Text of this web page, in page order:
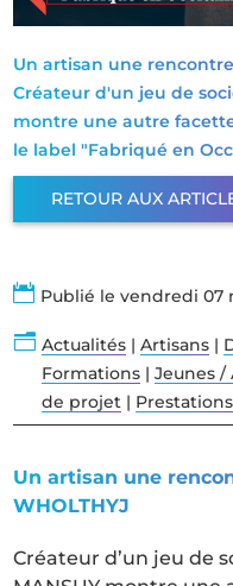
Un artisan une
Créateur d'un jeu de
montre une autre
le label "Fabriqué en
RETOUR AUX
 Publié le vendredi 07
n Actualités| Artisans|
Formations| Jeunes /
de projet| Prestations
Un artisan une
WHOLTHYJ
Créateur d’un jeu de